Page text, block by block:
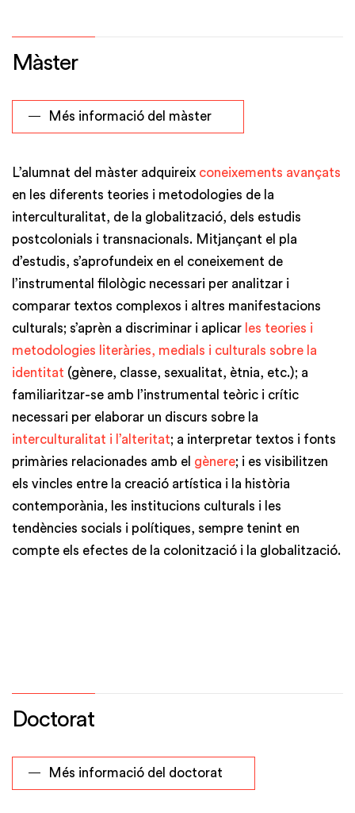
Màster
Més informació del màster
L’alumnat del màster adquireix coneixements avançats
en les diferents teories i metodologies de la
interculturalitat, de la globalització, dels estudis
postcolonials i transnacionals. Mitjançant el pla
d’estudis, s’aprofundeix en el coneixement de
l’instrumental filològic necessari per analitzar i
comparar textos complexos i altres manifestacions
culturals; s’aprèn a discriminar i aplicar les teories i
metodologies literàries, medials i culturals sobre la
identitat (gènere, classe, sexualitat, ètnia, etc.); a
familiaritzar-se amb l’instrumental teòric i crític
necessari per elaborar un discurs sobre la
interculturalitat i l’alteritat; a interpretar textos i fonts
primàries relacionades amb el gènere; i es visibilitzen
els vincles entre la creació artística i la història
contemporània, les institucions culturals i les
tendències socials i polítiques, sempre tenint en
compte els efectes de la colonització i la globalització.
Doctorat
Més informació del doctorat